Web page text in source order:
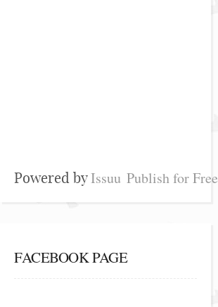
Powered byIssuu Publish for Free
FACEBOOK PAGE